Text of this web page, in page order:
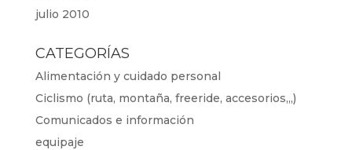
julio 2010
CATEGORÍAS
Alimentación y cuidado personal
Ciclismo (ruta, montaña, freeride, accesorios,,,)
Comunicados e información
equipaje